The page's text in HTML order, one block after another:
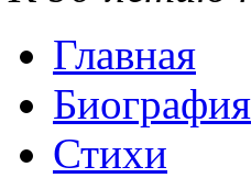
Главная
Биография
Стихи